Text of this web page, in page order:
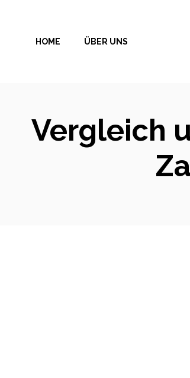
springenHOME ÜBER UNS
Vergleich